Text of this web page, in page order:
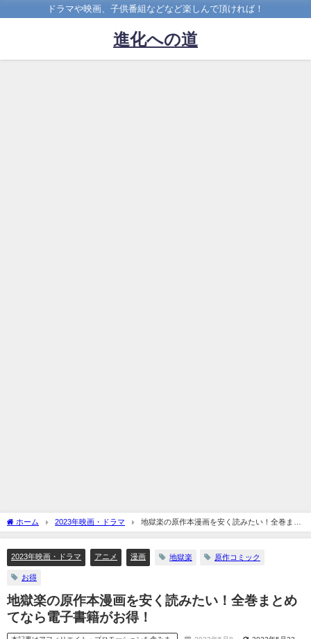
ドラマや映画、子供番組などなど楽しんで頂ければ！
進化への道
ホーム 2023年映画・ドラマ
地獄楽の原作本漫画を安く読みたい！全巻まと
めてなら電子書籍がお得！
2023年映画・ドラマ アニメ 漫画 地獄楽 原作コミック
お得
地獄楽の原作本漫画を安く読みたい！全巻まとめ
てなら電子書籍がお得！